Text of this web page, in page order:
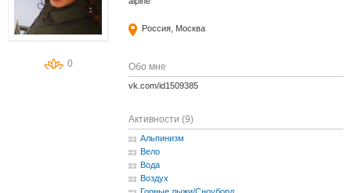
0
Россия, Москва
Обо мне
vk.com/id1509385
Активности (9)
Альпинизм
Вело
Вода
Воздух